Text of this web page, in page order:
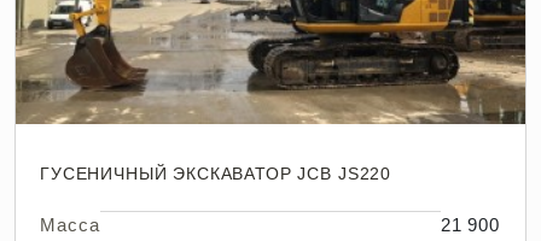
ГУСЕНИЧНЫЙ ЭКСКАВАТОР JCB JS220
Масса
21 900